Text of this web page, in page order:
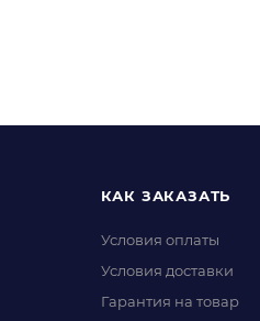
КАК ЗАКАЗАТЬ
Условия оплаты
Условия доставки
Гарантия на товар